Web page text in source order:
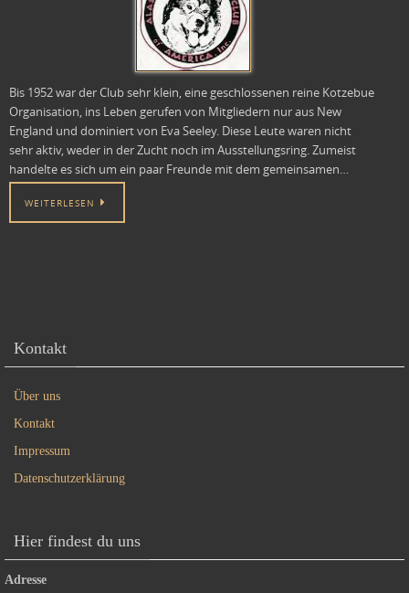
Bis 1952 war der Club sehr klein, eine geschlossenen reine Kotzebue
Organisation, ins Leben gerufen von Mitgliedern nur aus New
England und dominiert von Eva Seeley. Diese Leute waren nicht
sehr aktiv, weder in der Zucht noch im Ausstellungsring. Zumeist
handelte es sich um ein paar Freunde mit dem gemeinsamen…
WEITERLESEN
Kontakt
Über uns
Kontakt
Impressum
Datenschutzerklärung
Hier findest du uns
Adresse